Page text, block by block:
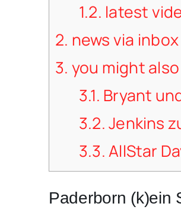
1.2. latest
2. news via inbox
3. you might
3.1. Bryant
3.2.Jenkins
3.3.AllStar
Paderborn (k)ein